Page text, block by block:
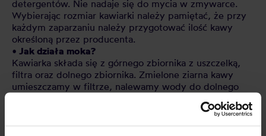
detergentów. Nie nadaje się do mycia w zmywarce.
Wybierając rozmiar kawiarki należy pamiętać, że przy
każdym zaparzaniu należy przygotować ilość kawy
określoną przez producenta.
• Jak działa moka?
Kawiarka składa się z górnego zbiornika z uszczelką,
filtra oraz dolnego zbiornika. Zmielone ziarna kawy
umieszczamy w filtrze, nalewamy wody do dolnego
zbiornika poniżej poziomu zaworu bezpieczeństwa i
łączymy ze sobą wszystkie elementy. Stawiamy